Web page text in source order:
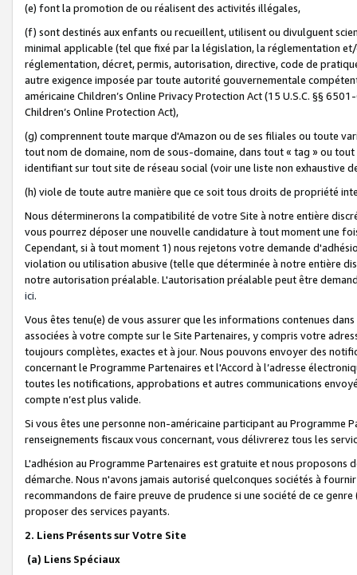
(e) font la promotion de ou réalisent des activités illégales,
(f) sont destinés aux enfants ou recueillent, utilisent ou divulguent
minimal applicable (tel que fixé par la législation, la réglementation
réglementation, décret, permis, autorisation, directive, code de
autre exigence imposée par toute autorité gouvernementale
américaine Children’s Online Privacy Protection Act (15 U.S.C. §§
Children’s Online Protection Act),
(g) comprennent toute marque d'Amazon ou de ses filiales ou toute
tout nom de domaine, nom de sous-domaine, dans tout « tag » ou
identifiant sur tout site de réseau social (voir une liste non exhaustive
(h) viole de toute autre manière que ce soit tous droits de propriété
Nous déterminerons la compatibilité de votre Site à notre entière
vous pourrez déposer une nouvelle candidature à tout moment une
Cependant, si à tout moment 1) nous rejetons votre demande
violation ou utilisation abusive (telle que déterminée à notre entière
notre autorisation préalable. L'autorisation préalable peut être
ici.
Vous êtes tenu(e) de vous assurer que les informations contenues
associées à votre compte sur le Site Partenaires, y compris votre
toujours complètes, exactes et à jour. Nous pouvons envoyer des
concernant le Programme Partenaires et l'Accord à l’adresse
toutes les notifications, approbations et autres communications
compte n’est plus valide.
Si vous êtes une personne non-américaine participant au
renseignements fiscaux vous concernant, vous délivrerez tous les
L'adhésion au Programme Partenaires est gratuite et nous proposons
démarche. Nous n'avons jamais autorisé quelconques sociétés à
recommandons de faire preuve de prudence si une société de ce
proposer des services payants.
2. Liens Présents sur Votre Site
(a) Liens Spéciaux